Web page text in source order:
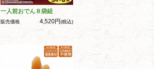
一人前おでん８袋組
販売価格 4,520円(税込)